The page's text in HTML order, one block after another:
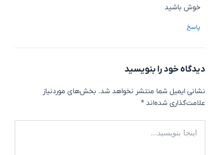
خوش باشید
پاسخ
دیدگاه‌ خود را بنویسید
نشانی ایمیل شما منتشر نخواهد شد. بخش‌های موردنیاز
علامت‌گذاری شده‌اند *
بنویسید…